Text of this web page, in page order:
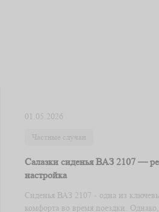
01.05.2026
Частные случаи
Салазки сиденья ВАЗ 2107 —
настройка
Сиденья ВАЗ 2107 - одна из
комфорта во время поездки.